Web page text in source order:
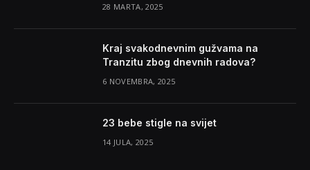
28 MARTA, 2025
Kraj svakodnevnim gužvama na
Tranzitu zbog dnevnih radova?
6 NOVEMBRA, 2025
23 bebe stigle na svijet
14 JULA, 2025